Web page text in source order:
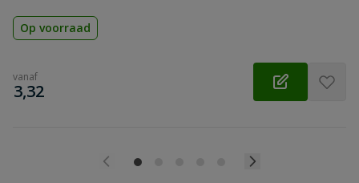
Op voorraad
vanaf
€
3,32